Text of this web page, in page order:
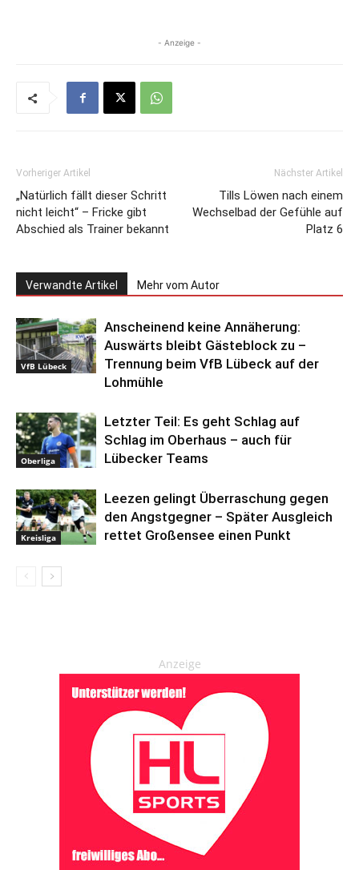
- Anzeige -
Vorheriger Artikel
„Natürlich fällt dieser Schritt
nicht leicht“ – Fricke gibt
Abschied als Trainer bekannt
Nächster Artikel
Tills Löwen nach einem
Wechselbad der Gefühle auf
Platz 6
Verwandte Artikel Mehr vom Autor
VfB Lübeck
Anscheinend keine Annäherung:
Auswärts bleibt Gästeblock zu –
Trennung beim VfB Lübeck auf der
Lohmühle
Oberliga
Letzter Teil: Es geht Schlag auf
Schlag im Oberhaus – auch für
Lübecker Teams
Kreisliga
Leezen gelingt Überraschung gegen
den Angstgegner – Später Ausgleich
rettet Großensee einen Punkt
Anzeige